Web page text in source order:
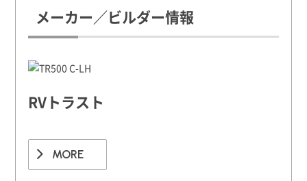
メーカー／ビルダー情報
RVトラスト
MORE